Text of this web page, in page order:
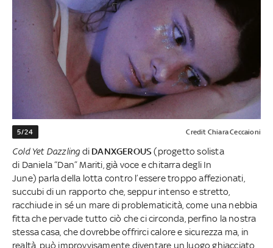
5/24 Credit Chiara Ceccaioni
Cold Yet Dazzling di DANXGEROUS(progetto solista
di Daniela “Dan” Mariti, già voce e chitarra degli In
June) parla della lotta contro l’essere troppo affezionati,
succubi di un rapporto che, seppur intenso e stretto,
racchiude in sé un mare di problematicità, come una nebbia
fitta che pervade tutto ciò che ci circonda, perfino la nostra
stessa casa, che dovrebbe offrirci calore e sicurezza ma, in
realtà, può improvvisamente diventare un luogo ghiacciato